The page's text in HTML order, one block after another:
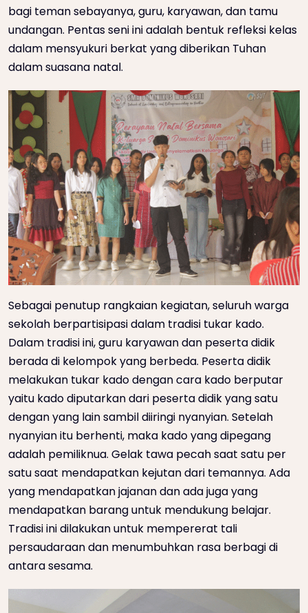
bagi teman sebayanya, guru, karyawan, dan tamu
undangan. Pentas seni ini adalah bentuk refleksi kelas
dalam mensyukuri berkat yang diberikan Tuhan
dalam suasana natal.
Sebagai penutup rangkaian kegiatan, seluruh warga
sekolah berpartisipasi dalam tradisi tukar kado.
Dalam tradisi ini, guru karyawan dan peserta didik
berada di kelompok yang berbeda. Peserta didik
melakukan tukar kado dengan cara kado berputar
yaitu kado diputarkan dari peserta didik yang satu
dengan yang lain sambil diiringi nyanyian. Setelah
nyanyian itu berhenti, maka kado yang dipegang
adalah pemiliknua. Gelak tawa pecah saat satu per
satu saat mendapatkan kejutan dari temannya. Ada
yang mendapatkan jajanan dan ada juga yang
mendapatkan barang untuk mendukung belajar.
Tradisi ini dilakukan untuk mempererat tali
persaudaraan dan menumbuhkan rasa berbagi di
antara sesama.